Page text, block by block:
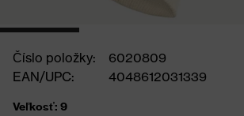
Číslo položky:
6020809
EAN/UPC:
4048612031339
Veľkosť: 9